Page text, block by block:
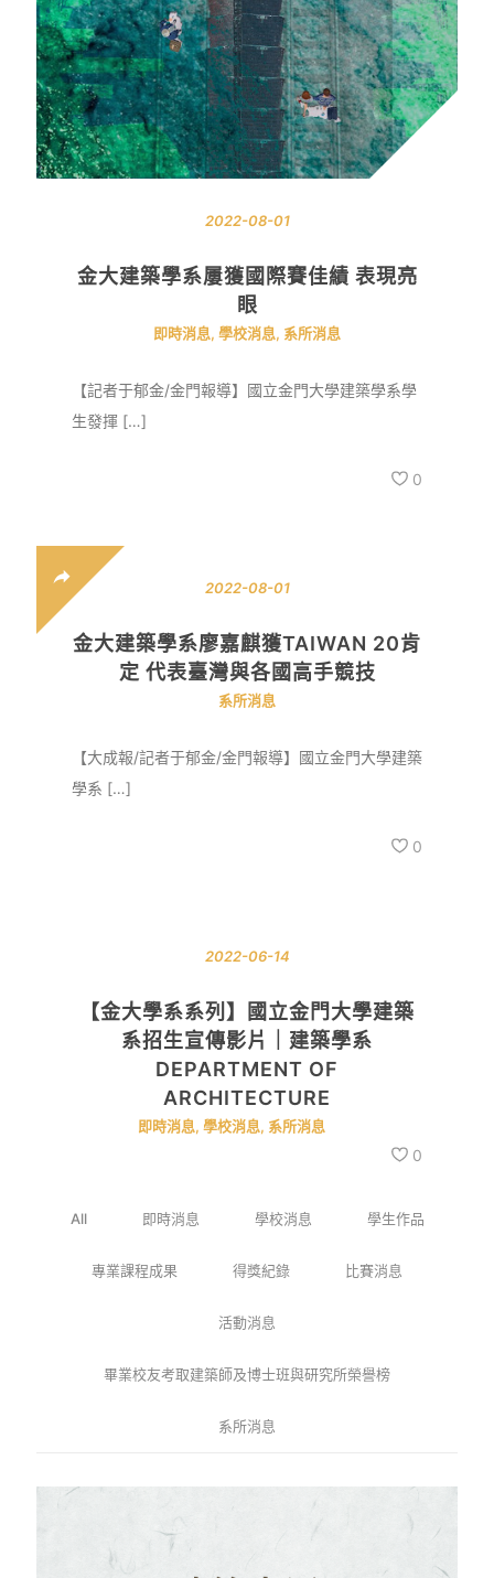
2022-08-01
金大建築學系屢獲國際賽佳績 表現亮
眼
即時消息, 學校消息, 系所消息
【記者于郁金/金門報導】國立金門大學建築學系學
生發揮 […]
0
2022-08-01
金大建築學系廖嘉麒獲TAIWAN 20肯
定 代表臺灣與各國高手競技
系所消息
【大成報/記者于郁金/金門報導】國立金門大學建築
學系 […]
0
2022-06-14
【金大學系系列】國立金門大學建築
系招生宣傳影片｜建築學系
DEPARTMENT OF
ARCHITECTURE
即時消息, 學校消息, 系所消息
0
All 即時消息 學校消息 學生作品
專業課程成果 得獎紀錄 比賽消息
活動消息
畢業校友考取建築師及博士班與研究所榮譽榜
系所消息